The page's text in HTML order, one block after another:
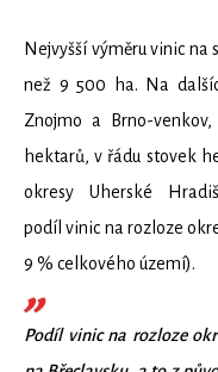
Nejvyšší výměru vinic na
než 9 500 ha. Na
Znojmo a Brno-
hektarů, v řádu stovek
okresy Uherské
podíl vinic na rozloze
9 % celkového území).
Podíl vinic na rozloze